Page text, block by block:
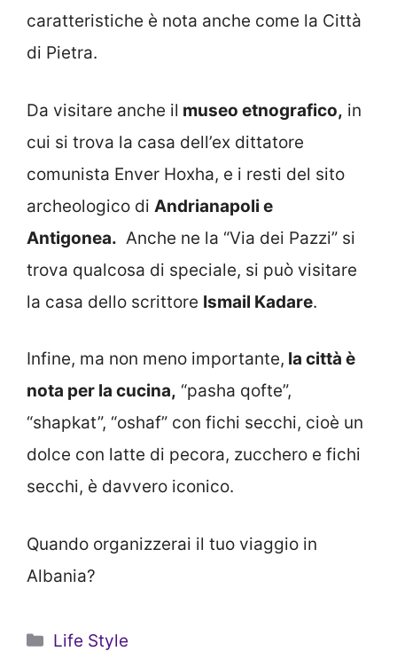
caratteristiche è nota anche come la Città
di Pietra.
Da visitare anche il museo etnografico, in
cui si trova la casa dell’ex dittatore
comunista Enver Hoxha, e i resti del sito
archeologico di Andrianapoli e
Antigonea. Anche ne la “Via dei Pazzi” si
trova qualcosa di speciale, si può visitare
la casa dello scrittore Ismail Kadare.
Infine, ma non meno importante, la città è
nota per la cucina, “pasha qofte”,
“shapkat”, “oshaf” con fichi secchi, cioè un
dolce con latte di pecora, zucchero e fichi
secchi, è davvero iconico.
Quando organizzerai il tuo viaggio in
Albania?
Categorie
Life Style